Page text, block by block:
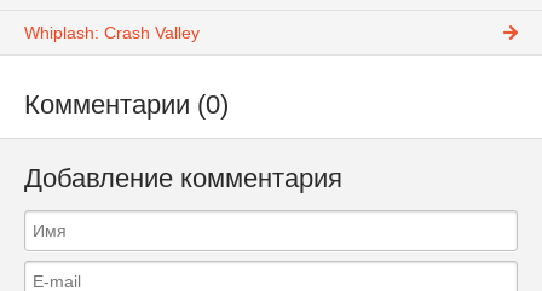
Whiplash: Crash Valley
Комментарии (0)
Добавление комментария